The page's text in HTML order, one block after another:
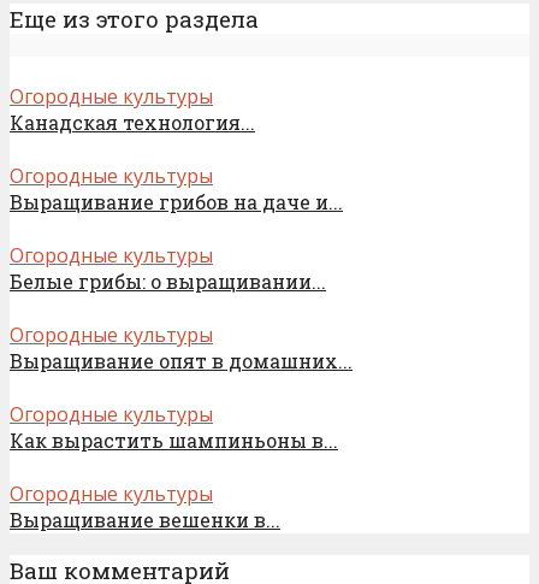
Еще из этого раздела
Огородные культуры
Канадская технология...
Огородные культуры
Выращивание грибов на даче и...
Огородные культуры
Белые грибы: о выращивании...
Огородные культуры
Выращивание опят в домашних...
Огородные культуры
Как вырастить шампиньоны в...
Огородные культуры
Выращивание вешенки в...
Ваш комментарий